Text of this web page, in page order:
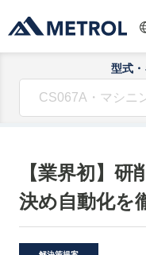
型式
【業界初】
決め自動化を